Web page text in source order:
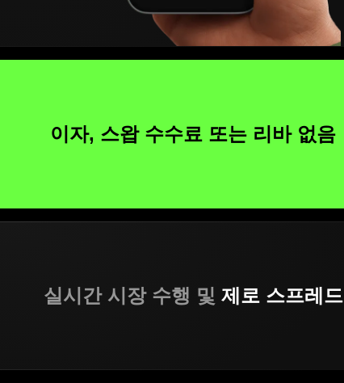
이자, 스왑 수수료 또는 리바 없음
실시간 시장 수행 및 제로 스프레드